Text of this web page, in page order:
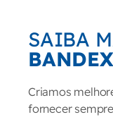
SAIBA
BANDEX
Criamos
fornecer